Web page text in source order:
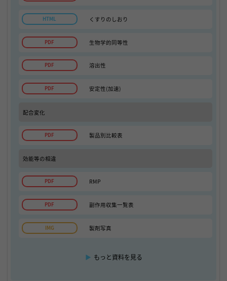
くすりのしおり
生物学的同等性
溶出性
安定性(加速)
配合変化
製品別比較表
効能等の相違
RMP
副作用収集一覧表
製剤写真
▶ もっと資料を見る